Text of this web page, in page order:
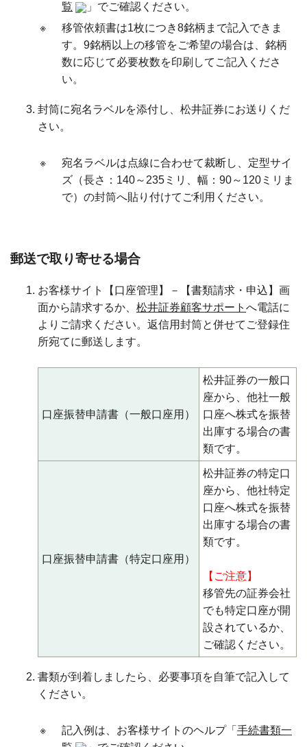
覧
」でご確認ください。
※
移管依頼書は1枚につき8銘柄まで記入できま
す。9銘柄以上の移管をご希望の場合は、銘柄
数に応じて必要枚数を印刷してご記入くださ
い。
封筒に宛名ラベルを添付し、松井証券にお送りくだ
さい。
※
宛名ラベルは点線に合わせて裁断し、定型サイ
ズ（長さ：140～235ミリ、幅：90～120ミリま
で）の封筒へ貼り付けてご利用ください。
郵送で取り寄せる場合
お客様サイト【口座管理】－【書類請求・申込】画
面から請求するか、 松井証券顧客サポート へ電話に
よりご請求ください。返信用封筒と併せてご登録住
所宛てに郵送します。
口座振替申請書（一般口座用）
松井証券の一般口
座から、他社一般
口座へ株式を振替
出庫する場合の書
類です。
口座振替申請書（特定口座用）
松井証券の特定口
座から、他社特定
口座へ株式を振替
出庫する場合の書
類です。
【ご注意】
移管先の証券会社
でも特定口座が開
設されているか、
ご確認ください。
書類が到着しましたら、必要事項を自筆で記入して
ください。
※ 記入例は、お客様サイトのヘルプ「 手続書類一